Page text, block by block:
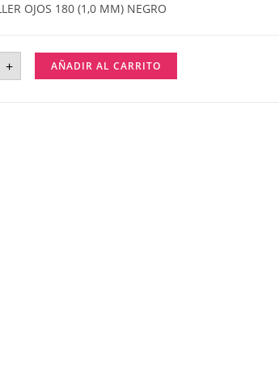
OJOS 180 (1,0 MM) NEGRO
+ AÑADIR AL CARRITO